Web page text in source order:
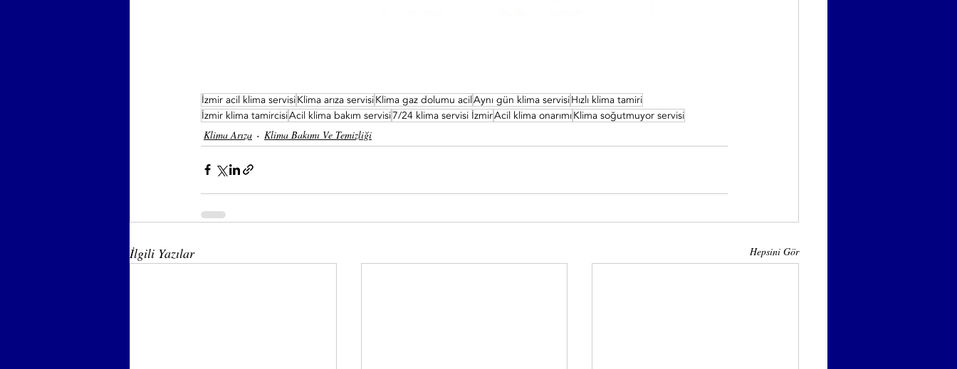
İzmir acil klima servisiKlima arıza servisiKlima gaz dolumu acilAynı gün klima servisiHızlı klima tamiri
İzmir klima tamircisiAcil klima bakım servisi7/24 klima servisi İzmirAcil klima onarımıKlima soğutmuyor servisi
Klima Arıza
Klima Bakımı Ve Temizliği
İlgili Yazılar Hepsini Gör